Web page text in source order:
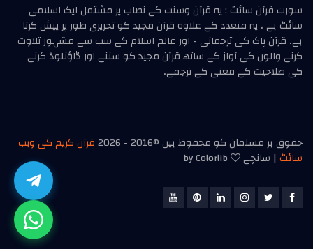
سورت قرآن سائٹ : یہ قرآن وسنت کے نصاب پر مشتمل ایک اسلامی
سائٹ ہے ، یہ متعدد کے علاوہ قرآن مجید کو تحریری طور پر پیش کرتا
ہے۔ قرآن پاک کی ترجمانی - اور عالم اسلام کے سب سے مشہور تلاوت
کرنے والوں کی آواز کے ساتھ قرآن مجید کو سننے اور ڈاؤنلوڈ کرنے
کی صلاحیت کے معنی کے ترجمے۔
حقوق ہر مسلمان کو محفوظ ہیں ©2016 - 2026قرآن کریم کی ویب
سائٹ | سانچے